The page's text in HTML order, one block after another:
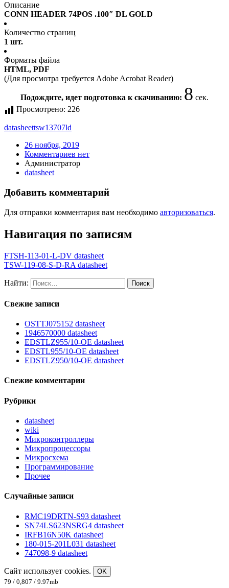
Описание
CONN HEADER 74POS .100″ DL GOLD
Количество страниц
1 шт.
Форматы файла
HTML, PDF
(Для просмотра требуется Adobe Acrobat Reader)
Подождите, идет подготовка к скачиванию: 8 сек.
Просмотрено: 226
datasheettsw13707ld
26 ноября, 2019
Комментариев нет
Администратор
datasheet
Добавить комментарий
Для отправки комментария вам необходимо авторизоваться.
Навигация по записям
FTSH-113-01-L-DV datasheet
TSW-119-08-S-D-RA datasheet
Найти:
Свежие записи
OSTTJ075152 datasheet
1946570000 datasheet
EDSTLZ955/10-OE datasheet
EDSTL955/10-OE datasheet
EDSTLZ950/10-OE datasheet
Свежие комментарии
Рубрики
datasheet
wiki
Микроконтроллеры
Микропроцессоры
Микросхема
Программирование
Прочее
Случайные записи
RMC19DRTN-S93 datasheet
SN74LS623NSRG4 datasheet
IRFB16N50K datasheet
180-015-201L031 datasheet
747098-9 datasheet
Сайт использует cookies.
OK
79 / 0,807 / 9.97mb